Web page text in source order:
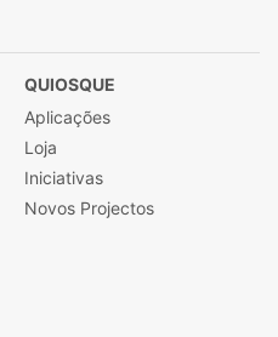
QUIOSQUE
Aplicações
Loja
Iniciativas
Novos Projectos